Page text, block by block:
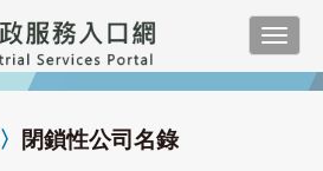
〉 閉鎖性公司名錄